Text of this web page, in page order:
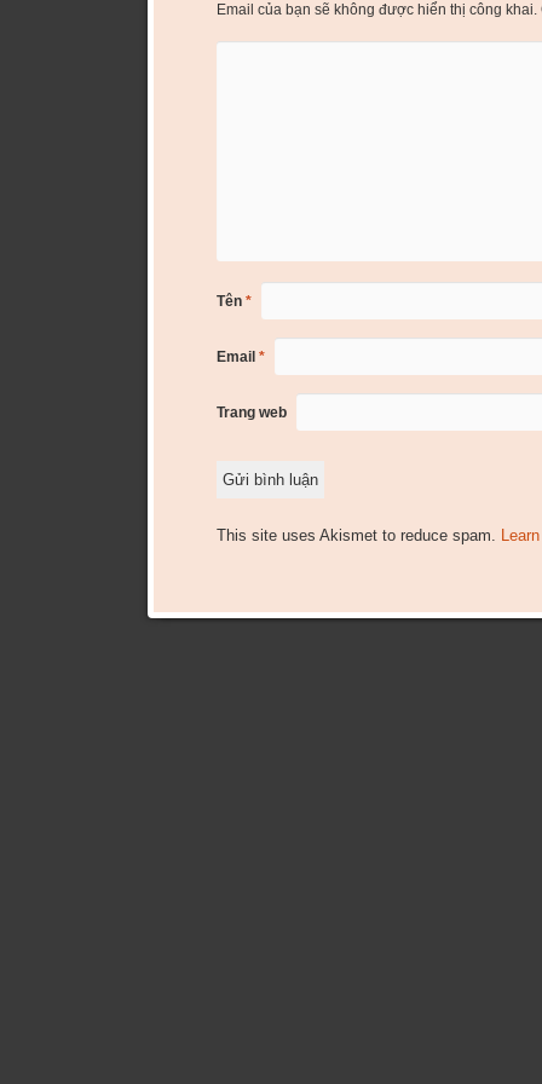
Email của bạn sẽ không được hiển thị công khai.
Tên *
Email *
Trang web
This site uses Akismet to reduce spam.